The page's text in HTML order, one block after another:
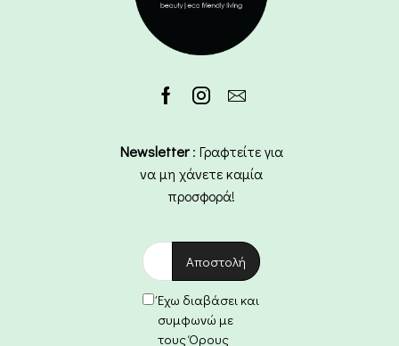
Newsletter: Γραφτείτε για
να μη χάνετε καμία
προσφορά!
Έχω διαβάσει και
συμφωνώ με
τους Όρους